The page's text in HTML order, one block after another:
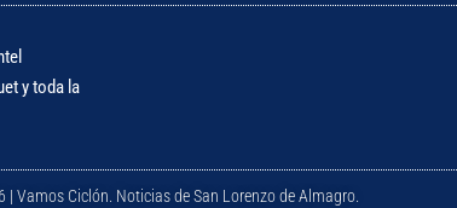
y toda la
| Vamos Ciclón. Noticias de San Lorenzo de Almagro.